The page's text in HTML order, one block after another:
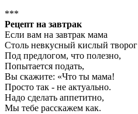
***
Рецепт на завтрак
Если вам на завтрак мама
Столь невкусный кислый творог
Под предлогом, что полезно,
Попытается подать,
Вы скажите: «Что ты мама!
Просто так - не актуально.
Надо сделать аппетитно,
Мы тебе расскажем как.